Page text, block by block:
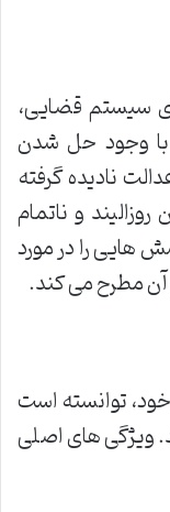
سیستم قضایی،
وجود حل شدن
نادیده گرفته
و ناتمام
رمان پرسش هایی را در مورد
مطرح می کند.
توانسته است
ویژگی های اصلی